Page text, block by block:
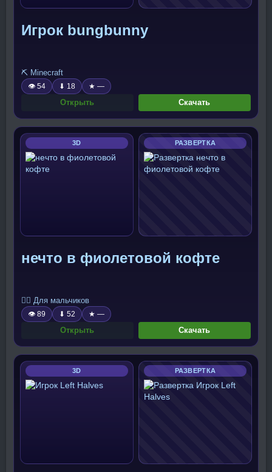
Игрок bungbunny
⛏️ Minecraft
👁 54 ⬇ 18 ★ —
Открыть Скачать
3D РАЗВЕРТКА
нечто в фиолетовой кофте
🧍‍♂️ Для мальчиков
👁 89 ⬇ 52 ★ —
Открыть Скачать
3D РАЗВЕРТКА